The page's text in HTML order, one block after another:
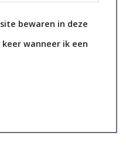
bewaren in deze
wanneer ik een